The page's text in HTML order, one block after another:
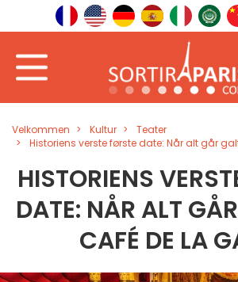
Velkommen Kultur
Teater
Historiens verste første date: Når alt går
HISTORIENS
DATE: NÅR ALT
CAFÉ DE LA